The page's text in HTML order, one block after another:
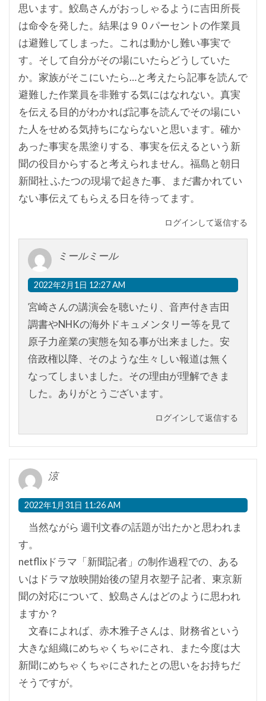
思います。鮫島さんがおっしゃるように吉田所長
は命令を発した。結果は９０パーセントの作業員
は避難してしまった。これは動かし難い事実で
す。そして自分がその場にいたらどうしていた
か。家族がそこにいたら…と考えたら記事を読んで
避難した作業員を非難する気にはなれない。真実
を伝える目的がわかれば記事を読んでその場にい
た人をせめる気持ちにならないと思います。確か
あった事実を黒塗りする、事実を伝えるという新
聞の役目からすると考えられません。福島と朝日
新聞社 ふたつの現場で起きた事、まだ書かれてい
ない事伝えてもらえる日を待ってます。
ログインして返信する
ミールミール
2022年2月1日 12:27 AM
宮崎さんの講演会を聴いたり、音声付き吉田
調書やNHKの海外ドキュメンタリー等を見て
原子力産業の実態を知る事が出来ました。安
倍政権以降、そのような生々しい報道は無く
なってしまいました。その理由が理解できま
した。ありがとうございます。
ログインして返信する
涼
2022年1月31日 11:26 AM
当然ながら 週刊文春の話題が出たかと思われま
す。
netflixドラマ「新聞記者」の制作過程での、ある
いはドラマ放映開始後の望月衣塑子 記者、東京新
聞の対応について、鮫島さんはどのように思われ
ますか？
文春によれば、赤木雅子さんは、財務省という
大きな組織にめちゃくちゃにされ、また今度は大
新聞にめちゃくちゃにされたとの思いをお持ちだ
そうですが。